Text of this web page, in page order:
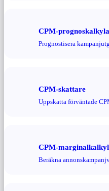
CPM-
Prognostisera
CPM-skattare
Uppskatta förväntade
CPM-
Beräkna